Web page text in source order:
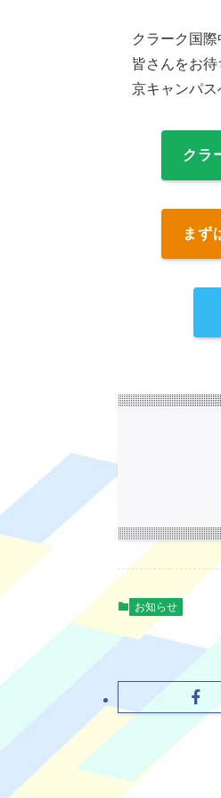
クラーク国
皆さんをお
京キャンパス
クラ
まず
お知らせ